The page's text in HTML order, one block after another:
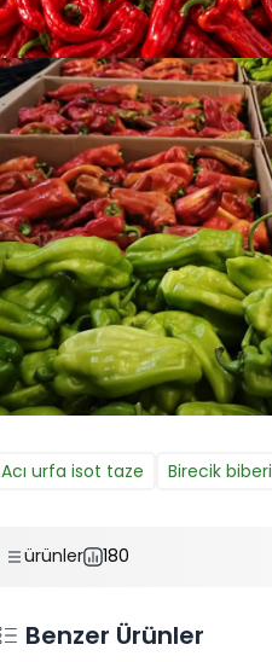
Acı urfa isot taze Birecik biberi
ürünler 180
Benzer Ürünler